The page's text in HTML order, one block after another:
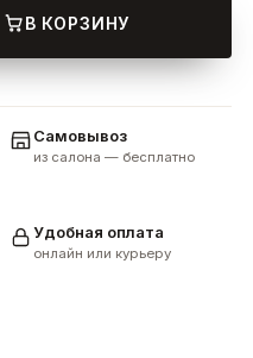
В КОРЗИНУ
Самовывоз
из салона — бесплатно
Удобная оплата
онлайн или курьеру